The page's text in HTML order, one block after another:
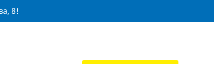
8!